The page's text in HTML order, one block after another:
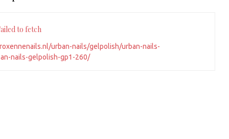
to fetch
urban-nails/gelpolish/urban-nails-
nails-gelpolish-gp1-260/